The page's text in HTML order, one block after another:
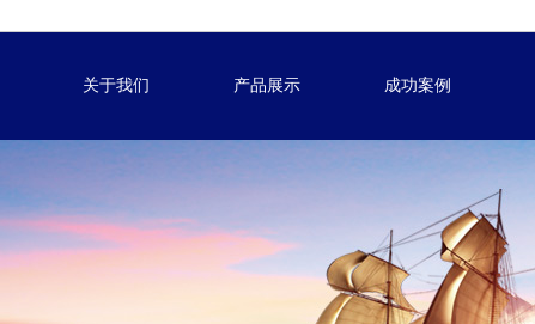
关于我们 产品展示 成功案例